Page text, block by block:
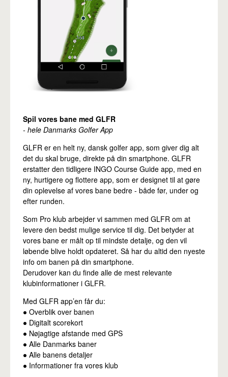
Spil vores bane med GLFR
- hele Danmarks Golfer App
GLFR er en helt ny, dansk golfer app, som giver dig alt
det du skal bruge, direkte på din smartphone. GLFR
erstatter den tidligere INGO Course Guide app, med en
ny, hurtigere og flottere app, som er designet til at gøre
din oplevelse af vores bane bedre - både før, under og
efter runden.
Som Pro klub arbejder vi sammen med GLFR om at
levere den bedst mulige service til dig. Det betyder at
vores bane er målt op til mindste detalje, og den vil
løbende blive holdt opdateret. Så har du altid den nyeste
info om banen på din smartphone.
Derudover kan du finde alle de mest relevante
klubinformationer i GLFR.
Med GLFR app’en får du:
● Overblik over banen
● Digitalt scorekort
● Nøjagtige afstande med GPS
● Alle Danmarks baner
● Alle banens detaljer
● Informationer fra vores klub